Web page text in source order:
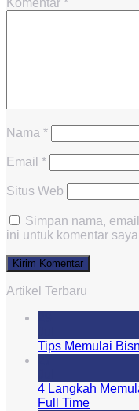
Komentar *
Nama *
Email *
Situs Web
Simpan nama,
ini untuk komentar
Artikel Terbaru
Tips Memulai
4 Langkah
Full Time